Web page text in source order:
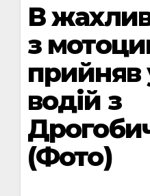
В
з
прийняв
водій з
(Фото)